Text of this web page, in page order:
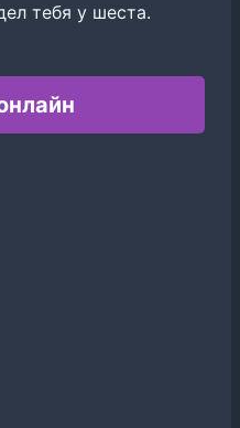
тебя у шеста.